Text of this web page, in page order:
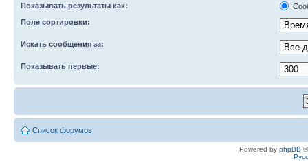
Показывать результаты как:
Поле сортировки:
Искать сообщения за:
Показывать первые:
Список форумов
Powered by phpBB